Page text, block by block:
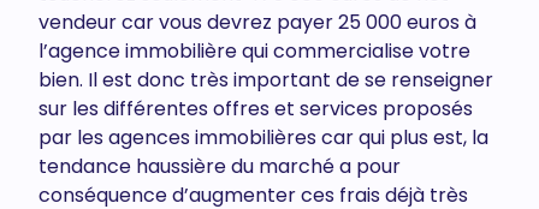
vendeur car vous devrez payer 25 000 euros à
l’agence immobilière qui commercialise votre
bien. Il est donc très important de se renseigner
sur les différentes offres et services proposés
par les agences immobilières car qui plus est, la
tendance haussière du marché a pour
conséquence d’augmenter ces frais déjà très